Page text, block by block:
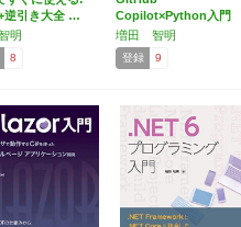
逆引き大全 …
明
8
Copilot×Python入門
増田 智明
登録 9